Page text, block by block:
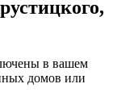
в вашем
домов или